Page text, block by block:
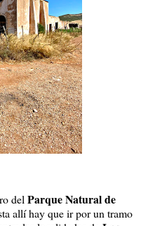
delParque Natural de
allí hay que ir por un tramo